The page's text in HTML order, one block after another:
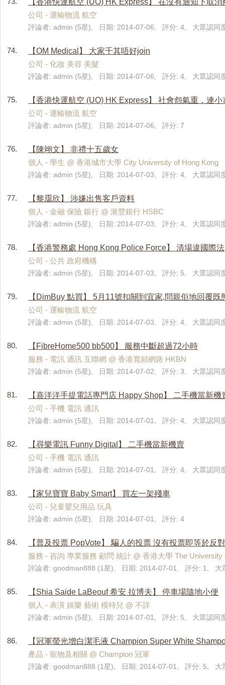
【香港快運航空 (UO) HK Express】 在沒有通知下取消
公司 - 運輸物流 航空
評論者: admin (5星), 日期: 2014-07-06, 評分: 4, 大眾認同
74.
【OM Medical】 大家千其唔好join
公司 - 化妝 美容 美髮
評論者: admin (5星), 日期: 2014-07-06, 評分: 4, 大眾認同
75.
【香港快運航空 (UO) HK Express】 社會怨氣重，連
公司 - 運輸物流 航空
評論者: admin (5星), 日期: 2014-07-06, 評分: 7
76.
【陳翊文】 非禮十五歲女
個人 - 學生 @ 香港城市大學 City University of Hong
評論者: admin (5星), 日期: 2014-07-03, 評分: 4, 大眾認同
77.
【黎靄欣】 涉嫌出售客戶資料
個人 - 金融 保險 銀行 @ 滙豐銀行 HSBC
評論者: admin (5星), 日期: 2014-07-03, 評分: 4, 大眾認同
78.
【香港警務處 Hong Kong Police Force】 清場違國際法
公司 - 公共 政府機構
評論者: admin (5星), 日期: 2014-07-03, 評分: 5, 大眾認同
79.
【DimBuy 點買】 5月11號扣關到宜家,問親佢地回覆
公司 - 運輸物流 航空
評論者: admin (5星), 日期: 2014-07-03, 評分: 4, 大眾認同
80.
【FibreHome500 bb500】 服務中斷超過72小時
服務 - 電訊 通訊 互聯網 @ 香港寬頻網路 HKBN
評論者: admin (5星), 日期: 2014-07-02, 評分: 3, 大眾認同
81.
【喜洋洋手提電話專門店 Happy Shop】 二手機當新機
公司 - 手機 電訊 通訊
評論者: admin (5星), 日期: 2014-07-01, 評分: 4, 大眾認同
82.
【尋樂電訊 Funny Digital】 二手機當新機賣
公司 - 手機 電訊 通訊
評論者: admin (5星), 日期: 2014-07-01, 評分: 4, 大眾認同
83.
【家兒寶寶 Baby Smart】 買左一架殘車
公司 - 兒童嬰兒用品 玩具
評論者: admin (5星), 日期: 2014-07-01, 評分: 4
84.
【普及投票 PopVote】 騙人的投票 沒有投票即等於反
服務 - 咨詢 專業服務 顧問 統計 @ 香港大學 The University
評論者: goodman888 (1星), 日期: 2014-07-01, 評分: 1, 大
85.
【Shia Saide LaBeouf 希安 拉博夫】 停車場隨地小便
個人 - 表演 娛樂 藝術 模特兒 @ 不詳
評論者: admin (5星), 日期: 2014-07-01, 評分: 5, 大眾認同
86.
【冠軍螢光增白潔毛液 Champion Super White
產品 - 寵物及相關 @ Champion 冠軍
評論者: goodman888 (1星), 日期: 2014-07-01, 評分: 5, 大